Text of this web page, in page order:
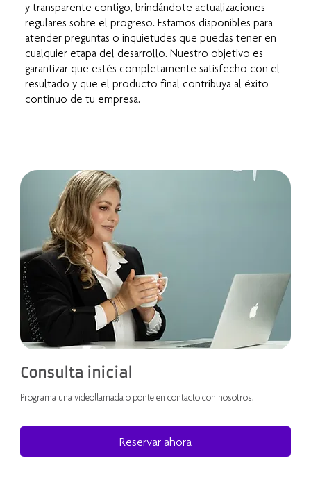
y transparente contigo, brindándote actualizaciones
regulares sobre el progreso. Estamos disponibles para
atender preguntas o inquietudes que puedas tener en
cualquier etapa del desarrollo. Nuestro objetivo es
garantizar que estés completamente satisfecho con el
resultado y que el producto final contribuya al éxito
continuo de tu empresa.
Consulta inicial
Programa una videollamada o ponte en contacto con nosotros.
Reservar ahora